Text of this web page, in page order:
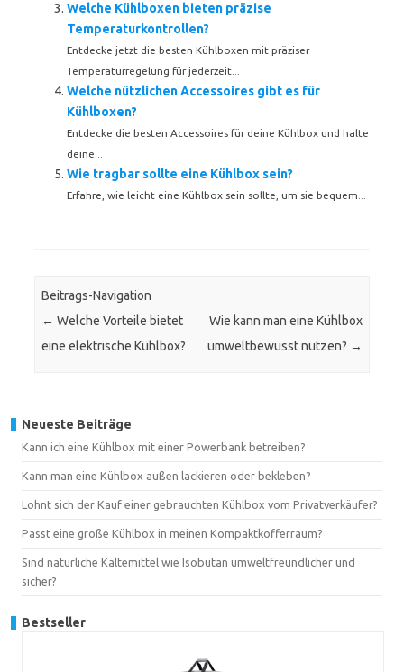
Welche Kühlboxen bieten präzise
Temperaturkontrollen?
Entdecke jetzt die besten Kühlboxen mit präziser
Temperaturregelung für jederzeit...
Welche nützlichen Accessoires gibt es für
Kühlboxen?
Entdecke die besten Accessoires für deine Kühlbox und halte
deine...
Wie tragbar sollte eine Kühlbox sein?
Erfahre, wie leicht eine Kühlbox sein sollte, um sie bequem...
Beitrags-Navigation
← Welche Vorteile bietet
eine elektrische Kühlbox?
Wie kann man eine Kühlbox
umweltbewusst nutzen? →
Neueste Beiträge
Kann ich eine Kühlbox mit einer Powerbank betreiben?
Kann man eine Kühlbox außen lackieren oder bekleben?
Lohnt sich der Kauf einer gebrauchten Kühlbox vom Privatverkäufer?
Passt eine große Kühlbox in meinen Kompaktkofferraum?
Sind natürliche Kältemittel wie Isobutan umweltfreundlicher und
sicher?
Bestseller